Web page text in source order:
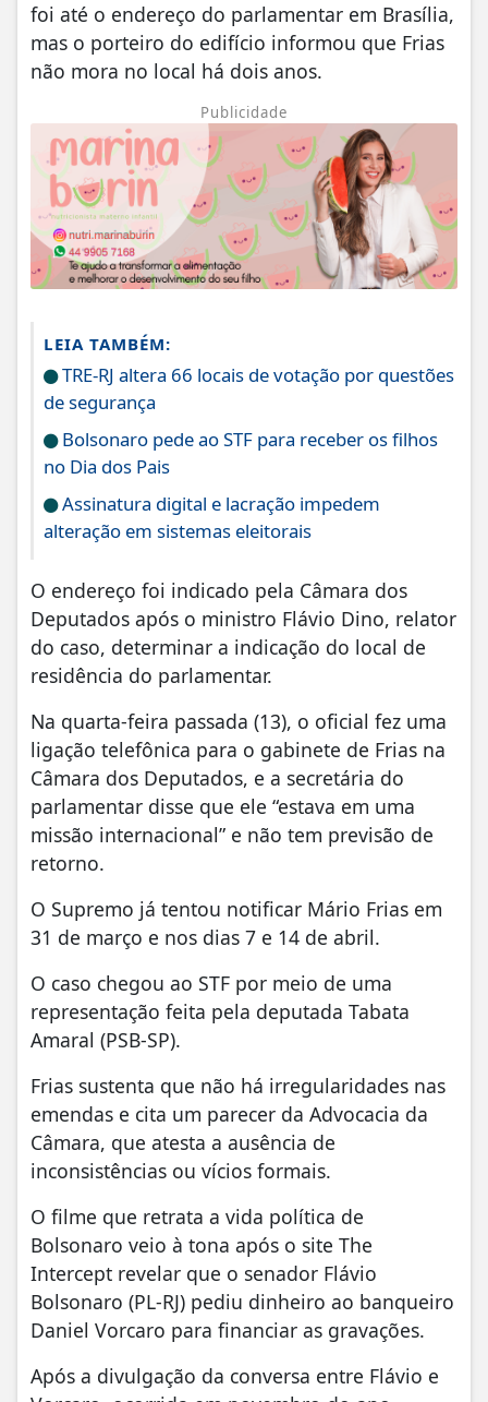
foi até o endereço do parlamentar em Brasília,
mas o porteiro do edifício informou que Frias
não mora no local há dois anos.
Publicidade
LEIA TAMBÉM:
TRE-RJ altera 66 locais de votação por questões
de segurança
Bolsonaro pede ao STF para receber os filhos
no Dia dos Pais
Assinatura digital e lacração impedem
alteração em sistemas eleitorais
O endereço foi indicado pela Câmara dos
Deputados após o ministro Flávio Dino, relator
do caso, determinar a indicação do local de
residência do parlamentar.
Na quarta-feira passada (13), o oficial fez uma
ligação telefônica para o gabinete de Frias na
Câmara dos Deputados, e a secretária do
parlamentar disse que ele “estava em uma
missão internacional” e não tem previsão de
retorno.
O Supremo já tentou notificar Mário Frias em
31 de março e nos dias 7 e 14 de abril.
O caso chegou ao STF por meio de uma
representação feita pela deputada Tabata
Amaral (PSB-SP).
Frias sustenta que não há irregularidades nas
emendas e cita um parecer da Advocacia da
Câmara, que atesta a ausência de
inconsistências ou vícios formais.
O filme que retrata a vida política de
Bolsonaro veio à tona após o site The
Intercept revelar que o senador Flávio
Bolsonaro (PL-RJ) pediu dinheiro ao banqueiro
Daniel Vorcaro para financiar as gravações.
Após a divulgação da conversa entre Flávio e